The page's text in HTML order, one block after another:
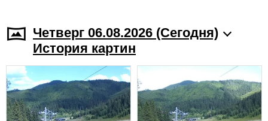
Четверг 06.08.2026 (Cегодня)
История картин